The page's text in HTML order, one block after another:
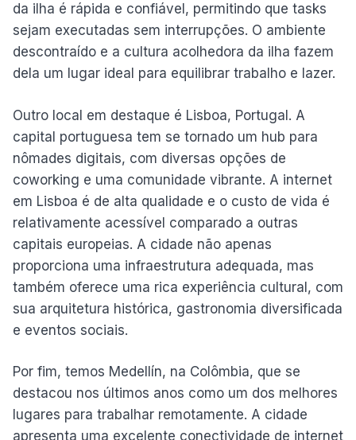
da ilha é rápida e confiável, permitindo que tasks
sejam executadas sem interrupções. O ambiente
descontraído e a cultura acolhedora da ilha fazem
dela um lugar ideal para equilibrar trabalho e lazer.
Outro local em destaque é Lisboa, Portugal. A
capital portuguesa tem se tornado um hub para
nômades digitais, com diversas opções de
coworking e uma comunidade vibrante. A internet
em Lisboa é de alta qualidade e o custo de vida é
relativamente acessível comparado a outras
capitais europeias. A cidade não apenas
proporciona uma infraestrutura adequada, mas
também oferece uma rica experiência cultural, com
sua arquitetura histórica, gastronomia diversificada
e eventos sociais.
Por fim, temos Medellín, na Colômbia, que se
destacou nos últimos anos como um dos melhores
lugares para trabalhar remotamente. A cidade
apresenta uma excelente conectividade de internet